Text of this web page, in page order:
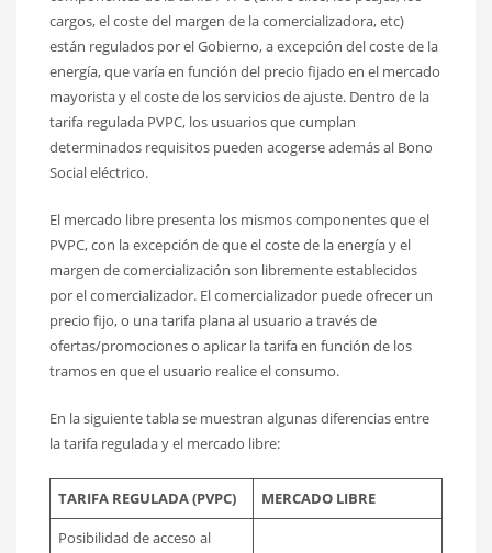
cargos, el coste del margen de la comercializadora, etc)
están regulados por el Gobierno, a excepción del coste de la
energía, que varía en función del precio fijado en el mercado
mayorista y el coste de los servicios de ajuste. Dentro de la
tarifa regulada PVPC, los usuarios que cumplan
determinados requisitos pueden acogerse además al Bono
Social eléctrico.
El mercado libre presenta los mismos componentes que el
PVPC, con la excepción de que el coste de la energía y el
margen de comercialización son libremente establecidos
por el comercializador. El comercializador puede ofrecer un
precio fijo, o una tarifa plana al usuario a través de
ofertas/promociones o aplicar la tarifa en función de los
tramos en que el usuario realice el consumo.
En la siguiente tabla se muestran algunas diferencias entre
la tarifa regulada y el mercado libre:
TARIFA REGULADA (PVPC)
MERCADO LIBRE
Posibilidad de acceso al